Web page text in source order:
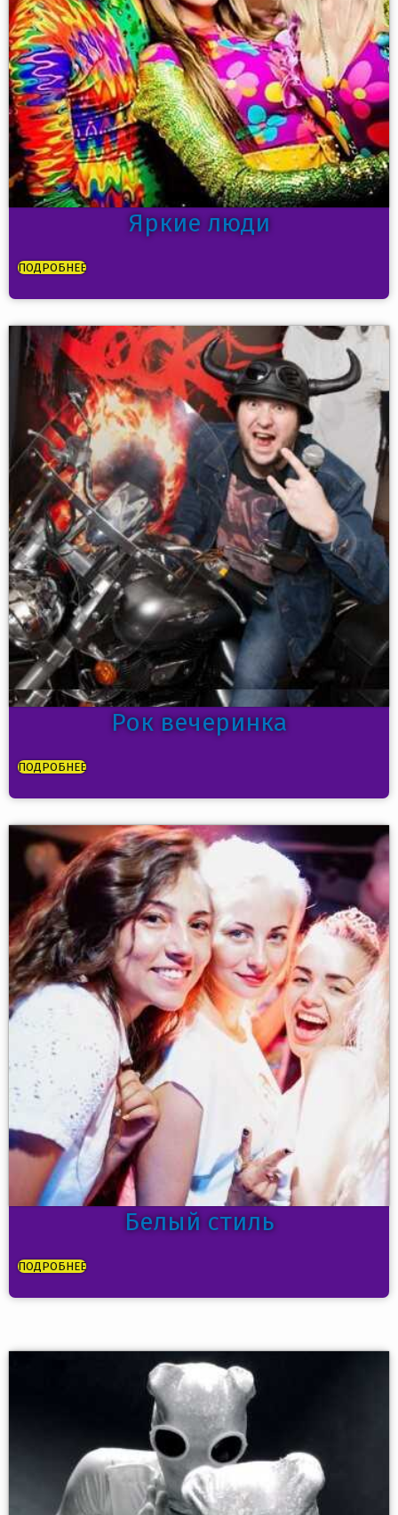
Яркие люди
ПОДРОБНЕЕ
Рок вечеринка
ПОДРОБНЕЕ
Белый стиль
ПОДРОБНЕЕ